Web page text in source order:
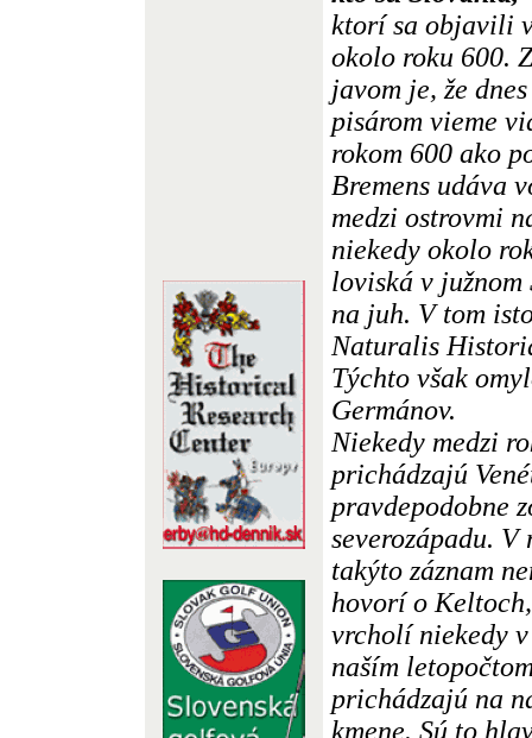
ktorí sa objavili
okolo roku 600.
javom je, že
pisárom vieme
rokom 600 ako
Bremens udáva
medzi ostrovmi
niekedy okolo
loviská v južnom
na juh. V tom
Naturalis
Týchto však
Germánov.
Niekedy medzi
prichádzajú
pravdepodobne
severozápadu.
takýto záznam
hovorí o
vrcholí niekedy
naším
prichádzajú na
kmene. Sú to